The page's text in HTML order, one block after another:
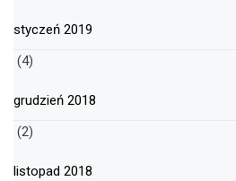
styczeń 2019
(4)
grudzień 2018
(2)
listopad 2018